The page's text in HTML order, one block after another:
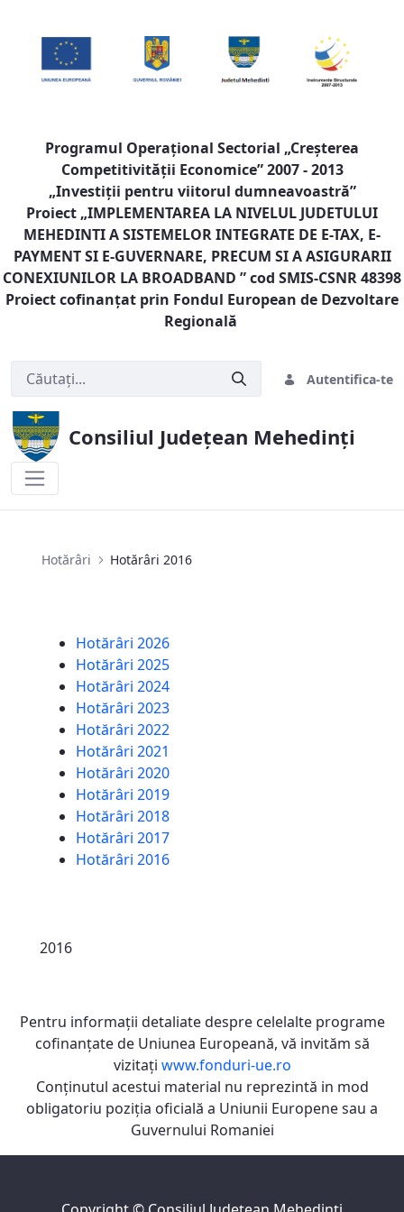
Programul Operaţional Sectorial „Creşterea
Competitivităţii Economice” 2007 - 2013
„Investiţii pentru viitorul dumneavoastră”
Proiect „IMPLEMENTAREA LA NIVELUL JUDETULUI
MEHEDINTI A SISTEMELOR INTEGRATE DE E-TAX, E-
PAYMENT SI E-GUVERNARE, PRECUM SI A ASIGURARII
CONEXIUNILOR LA BROADBAND ” cod SMIS-CSNR 48398
Proiect cofinanţat prin Fondul European de Dezvoltare
Regională
Autentifica-te
Consiliul Județean Mehedinți
Hotărâri Hotărâri 2016
Hotărâri 2026
Hotărâri 2025
Hotărâri 2024
Hotărâri 2023
Hotărâri 2022
Hotărâri 2021
Hotărâri 2020
Hotărâri 2019
Hotărâri 2018
Hotărâri 2017
Hotărâri 2016
2016
Pentru informaţii detaliate despre celelalte programe
cofinanţate de Uniunea Europeană, vă invităm să
vizitaţi www.fonduri-ue.ro
Conţinutul acestui material nu reprezintă in mod
obligatoriu poziţia oficială a Uniunii Europene sau a
Guvernului Romaniei